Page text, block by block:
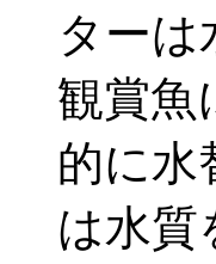
ター
観賞魚
的に水
は水質